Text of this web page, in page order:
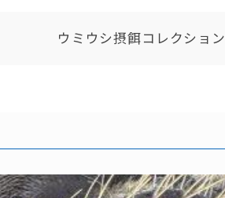
ウミウシ摂餌コレクション